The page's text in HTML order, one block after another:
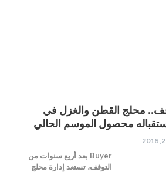
محلج القطن والغزل في
محصول الموسم الحالي
Buyer بعد أربع سنوات من
التوقف، تستعد إدارة محلج